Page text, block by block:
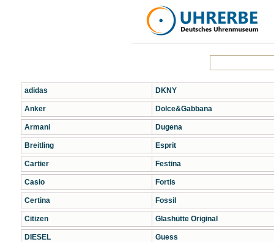
adidas
Anker
Armani
Breitling
Cartier
Casio
Certina
Citizen
DIESEL
DKNY
Dolce&Gabbana
Dugena
Esprit
Festina
Fortis
Fossil
Glashütte Original
Guess